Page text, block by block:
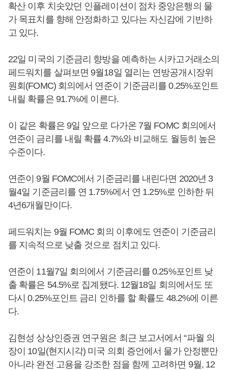
확산 이후 치솟았던 인플레이션이 점차 중앙은행의 물
가 목표치를 향해 안정화하고 있다는 자신감에 기반하
고 있다.
22일 미국의 기준금리 향방을 예측하는 시카고거래소의
페드워치를 살펴보면 9월18일 열리는 연방공개시장위
원회(FOMC) 회의에서 연준이 기준금리를 0.25%포인트
내릴 확률은 91.7%에 이른다.
이 같은 확률은 9일 앞으로 다가온 7월 FOMC 회의에서
연준이 금리를 내릴 확률 4.7%와 비교해도 월등히 높은
수준이다.
연준이 9월 FOMC에서 기준금리를 내린다면 2020년 3
월4일 기준금리를 연 1.75%에서 연 1.25%로 인하한 뒤
4년6개월만이다.
페드워치는 9월 FOMC 회의 이후에도 연준이 기준금리
를 지속적으로 낮출 것으로 점치고 있다.
연준이 11월7일 회의에서 기준금리를 0.25%포인트 낮
출 확률은 54.5%로 집계됐다. 12월18일 회의에서도 또
다시 0.25%포인트 금리 인하를 할 확률도 48.2%에 이른
다.
김현성 상상인증권 연구원은 최근 보고서에서 “파월 의
장이 10일(현지시각) 미국 의회 증언에서 물가 안정뿐만
아니라 완전 고용을 강조한 점을 함께 고려하면 9월, 12